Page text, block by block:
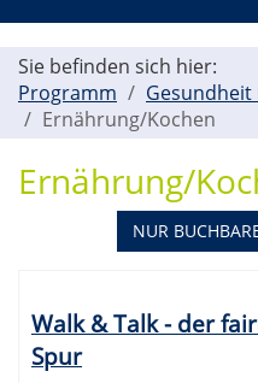
Sie befinden sich hier:
Programm
Ernährung/Kochen
Ernährung/
NUR
Tabellenüberschriften
können
sortiert
Walk & Talk - der
Spur